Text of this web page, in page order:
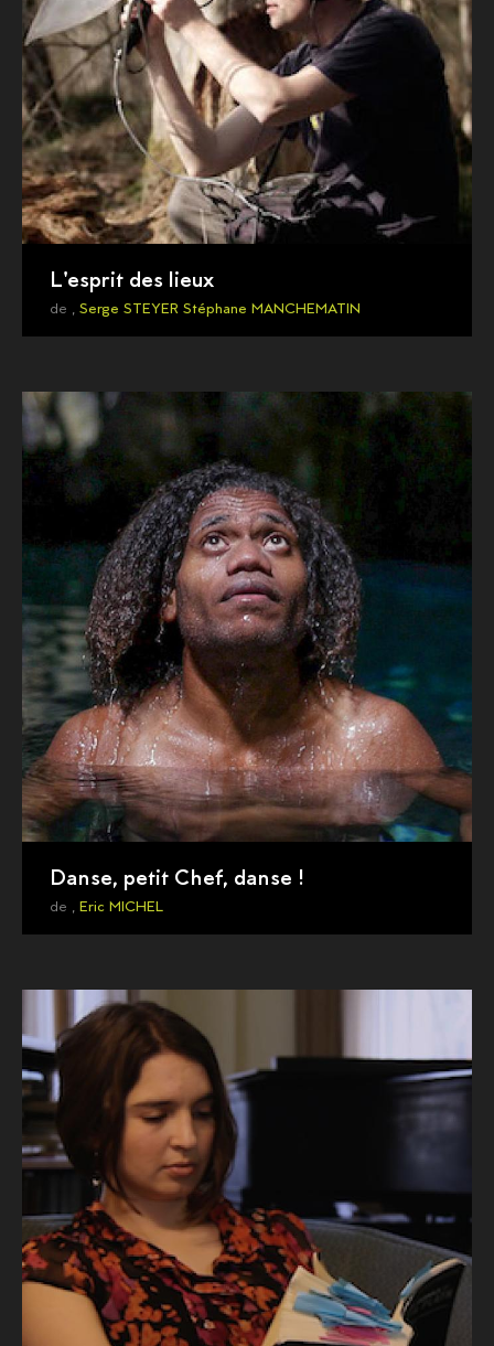
L'esprit des lieux
de , Serge STEYER Stéphane MANCHEMATIN
Danse, petit Chef, danse !
de , Eric MICHEL